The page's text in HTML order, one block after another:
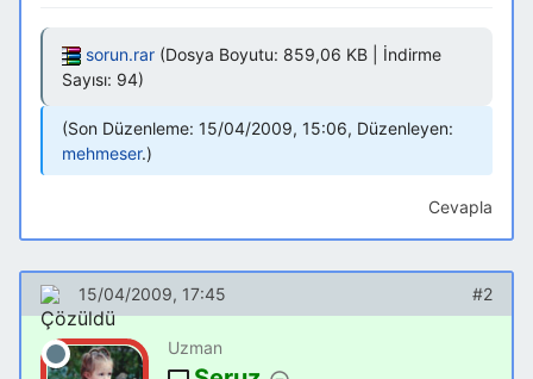
sorun.rar(Dosya Boyutu: 859,06 KB | İndirme
Sayısı: 94)
Son Düzenleme: 15/04/2009, 15:06, Düzenleyen:
mehmeser.
Cevapla
15/04/2009, 17:45 #2
Uzman